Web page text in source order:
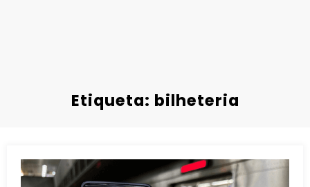
Etiqueta: bilheteria